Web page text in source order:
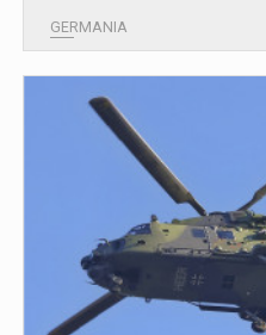
GERMANIA